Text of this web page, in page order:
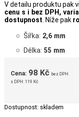
V detailu produktu pak
cenu s i bez DPH,
dostupnost. Níže pak
Šířka: 2,6 mm
Délka: 55 mm
Cena: 98 Kč bez DPH
s DPH:119 Kč
Dostupnost: skladem